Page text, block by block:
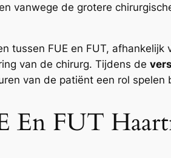
vanwege de grotere
tussen FUE en FUT,
van de chirurg. Tijdens de
van de patiënt een rol
FUT